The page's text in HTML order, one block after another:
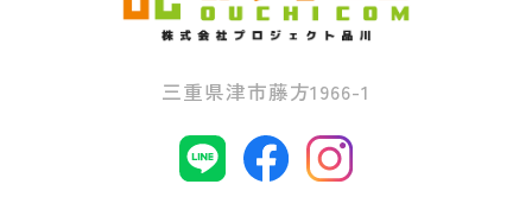
三重県津市藤方1966-1